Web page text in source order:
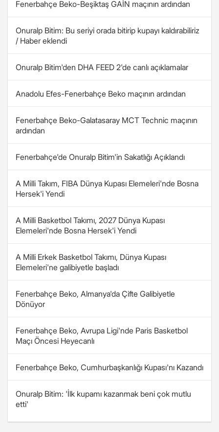
Fenerbahçe Beko-Beşiktaş GAİN maçının ardından
Onuralp Bitim: Bu seriyi orada bitirip kupayı kaldırabiliriz
/ Haber eklendi
Onuralp Bitim'den DHA FEED 2'de canlı açıklamalar
Anadolu Efes-Fenerbahçe Beko maçının ardından
Fenerbahçe Beko-Galatasaray MCT Technic maçının
ardından
Fenerbahçe'de Onuralp Bitim'in Sakatlığı Açıklandı
A Milli Takım, FIBA Dünya Kupası Elemeleri'nde Bosna
Hersek'i Yendi
A Milli Basketbol Takımı, 2027 Dünya Kupası
Elemeleri'nde Bosna Hersek'i Yendi
A Milli Erkek Basketbol Takımı, Dünya Kupası
Elemeleri'ne galibiyetle başladı
Fenerbahçe Beko, Almanya'da Çifte Galibiyetle
Dönüyor
Fenerbahçe Beko, Avrupa Ligi'nde Paris Basketbol
Maçı Öncesi Heyecanlı
Fenerbahçe Beko, Cumhurbaşkanlığı Kupası'nı Kazandı
Onuralp Bitim: 'İlk kupamı kazanmak beni çok mutlu
etti'